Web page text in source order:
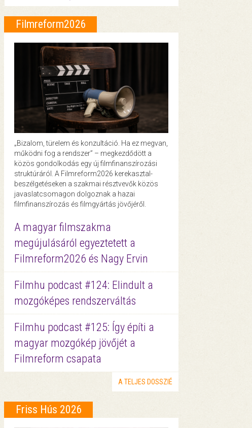
Filmreform2026
„Bizalom, türelem és konzultáció. Ha ez megvan,
működni fog a rendszer” – megkezdődött a
közös gondolkodás egy új filmfinanszírozási
struktúráról. A Filmreform2026 kerekasztal-
beszélgetéseken a szakmai résztvevők közös
javaslatcsomagon dolgoznak a hazai
filmfinanszírozás és filmgyártás jövőjéről.
A magyar filmszakma
megújulásáról egyeztetett a
Filmreform2026 és Nagy Ervin
Filmhu podcast #124: Elindult a
mozgóképes rendszerváltás
Filmhu podcast #125: Így építi a
magyar mozgókép jövőjét a
Filmreform csapata
A TELJES DOSSZIÉ
Friss Hús 2026